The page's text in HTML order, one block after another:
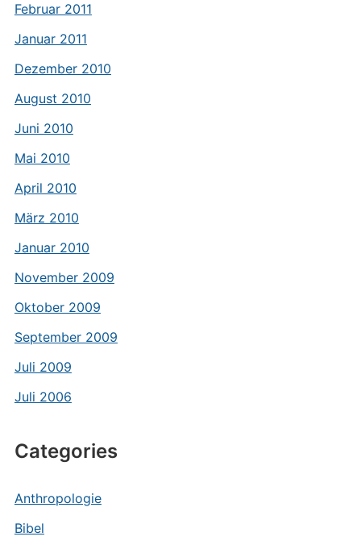
Februar 2011
Januar 2011
Dezember 2010
August 2010
Juni 2010
Mai 2010
April 2010
März 2010
Januar 2010
November 2009
Oktober 2009
September 2009
Juli 2009
Juli 2006
Categories
Anthropologie
Bibel